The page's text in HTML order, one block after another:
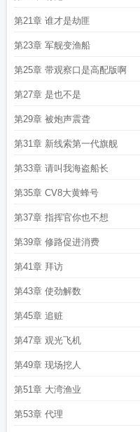
第21章 谁才是劫匪
第23章 军舰变渔船
第25章 带观察口是高配版啊
第27章 是也不是
第29章 被炮声震聋
第31章 新线索第一代旗舰
第33章 请叫我海盗船长
第35章 CV8大黄蜂号
第37章 指挥官你也不想
第39章 修路促进消费
第41章 拜访
第43章 使劲解数
第45章 追赃
第47章 观光飞机
第49章 现场挖人
第51章 大湾渔业
第53章 代理